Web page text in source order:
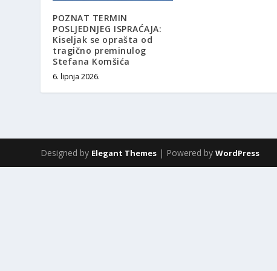
​POZNAT TERMIN
POSLJEDNJEG ISPRAĆAJA:
Kiseljak se oprašta od
tragično preminulog
Stefana Komšića
6. lipnja 2026.
Designed by Elegant Themes | Powered byWordPress